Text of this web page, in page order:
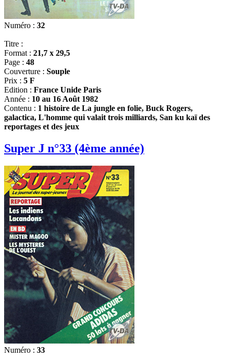
Numéro : 32
Titre :
Format : 21,7 x 29,5
Page : 48
Couverture : Souple
Prix : 5 F
Edition : France Unide Paris
Année : 10 au 16 Août 1982
Contenu : 1 histoire de La jungle en folie, Buck Rogers,
galactica, L'homme qui valait trois milliards, San ku kaï des
reportages et des jeux
Super J n°33 (4ème année)
Numéro : 33